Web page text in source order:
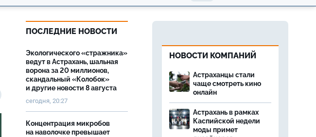
ПОСЛЕДНИЕ НОВОСТИ
Экологического «стражника»
ведут в Астрахань, шальная
ворона за 20 миллионов,
скандальный «Колобок»
и другие новости 8 августа
сегодня, 20:27
Концентрация микробов
на наволочке превышает
НОВОСТИ КОМПАНИЙ
Астраханцы стали
чаще смотреть кино
онлайн
Астрахань в рамках
Каспийской недели
моды примет